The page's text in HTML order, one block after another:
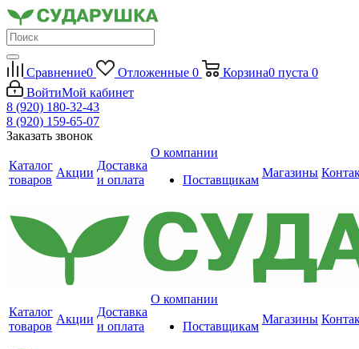
Сравнение0 Отложенные 0 Корзина0 пуста 0
ВойтиМой кабинет
8 (920) 180-32-43
8 (920) 159-65-07
Заказать звонок
Каталог
товаров
Акции
Доставка
и оплата
О компании
Поставщикам
Магазины
Каталог
товаров
Акции
Доставка
и оплата
О компании
Поставщикам
Магазины